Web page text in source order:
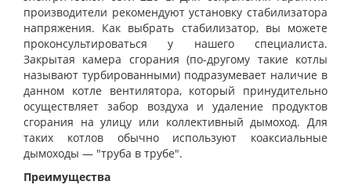
производители рекомендуют установку стабилизатора
напряжения. Как выбрать стабилизатор, вы можете
проконсультироваться у нашего специалиста.
Закрытая камера сгорания (по-другому такие котлы
называют турбированными) подразумевает наличие в
данном котле вентилятора, который принудительно
осуществляет забор воздуха и удаление продуктов
сгорания на улицу или коллективный дымоход. Для
таких котлов обычно используют коаксиальные
дымоходы — "труба в трубе".
Преимущества